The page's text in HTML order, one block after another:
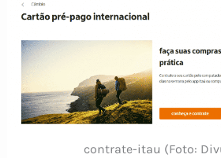
contrate-itau (Foto: